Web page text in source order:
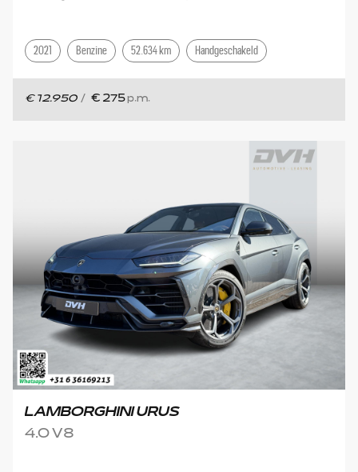
2021 Benzine 52.634 km Handgeschakeld
€ 12.950 / € 275p.m.
LAMBORGHINI URUS
4.0 V8